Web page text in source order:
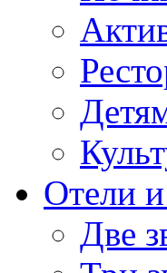
Отели
Две